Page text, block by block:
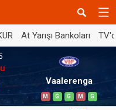
At Yarışı Bankoları
Vaalerenga
M G G M G